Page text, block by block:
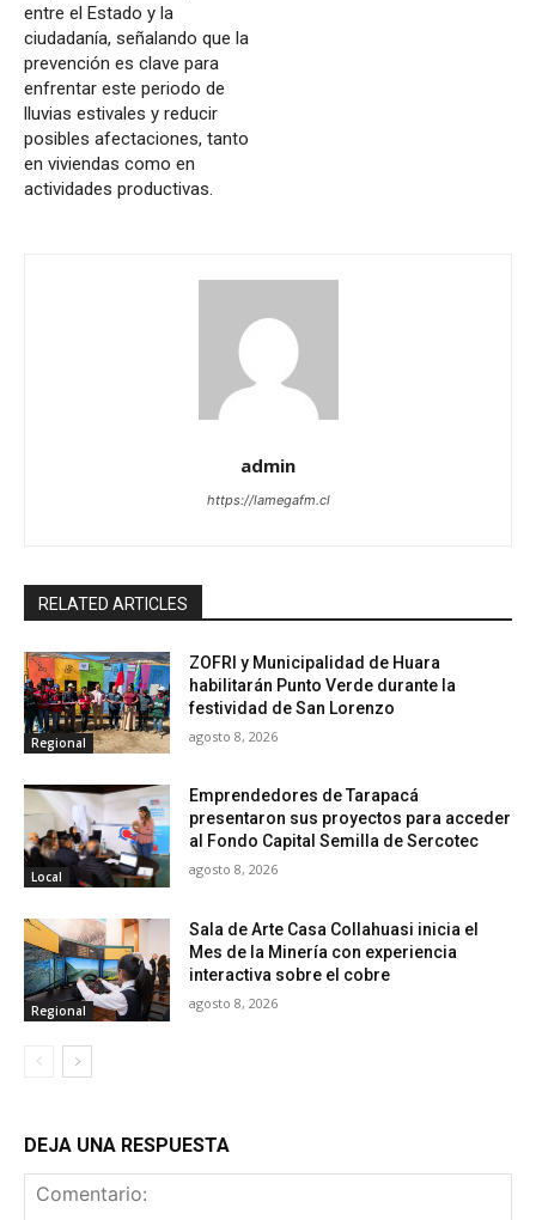
entre el Estado y la
ciudadanía, señalando que la
prevención es clave para
enfrentar este periodo de
lluvias estivales y reducir
posibles afectaciones, tanto
en viviendas como en
actividades productivas.
admin
https://lamegafm.cl
RELATED ARTICLES
Regional
ZOFRI y Municipalidad de Huara
habilitarán Punto Verde durante la
festividad de San Lorenzo
agosto 8, 2026
Local
Emprendedores de Tarapacá
presentaron sus proyectos para acceder
al Fondo Capital Semilla de Sercotec
agosto 8, 2026
Regional
Sala de Arte Casa Collahuasi inicia el
Mes de la Minería con experiencia
interactiva sobre el cobre
agosto 8, 2026
DEJA UNA RESPUESTA